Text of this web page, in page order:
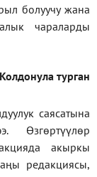
болуучу жана
чараларды
Колдонула турган
саясатына
Өзгөртүүлөр
акыркы
редакциясы,